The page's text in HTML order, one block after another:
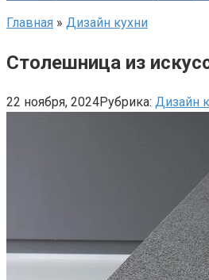
Главная » Дизайн кухни
Столешница из
22 ноября, 2024Рубрика: Дизайн